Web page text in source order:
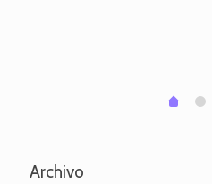
0 1
Archivo